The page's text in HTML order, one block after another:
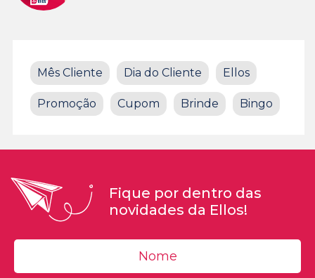
Mês Cliente Dia do Cliente Ellos
Promoção Cupom Brinde Bingo
Fique por dentro das
novidades da Ellos!